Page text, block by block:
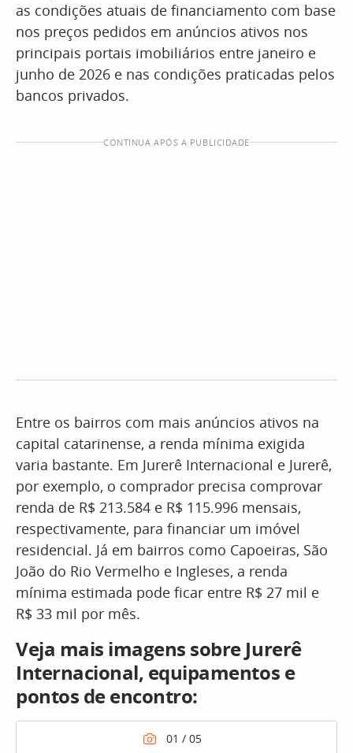
as condições atuais de financiamento com base
nos preços pedidos em anúncios ativos nos
principais portais imobiliários entre janeiro e
junho de 2026 e nas condições praticadas pelos
bancos privados.
CONTINUA APÓS A PUBLICIDADE
Entre os bairros com mais anúncios ativos na
capital catarinense, a renda mínima exigida
varia bastante. Em Jurerê Internacional e Jurerê,
por exemplo, o comprador precisa comprovar
renda de R$ 213.584 e R$ 115.996 mensais,
respectivamente, para financiar um imóvel
residencial. Já em bairros como Capoeiras, São
João do Rio Vermelho e Ingleses, a renda
mínima estimada pode ficar entre R$ 27 mil e
R$ 33 mil por mês.
Veja mais imagens sobre Jurerê
Internacional, equipamentos e
pontos de encontro: